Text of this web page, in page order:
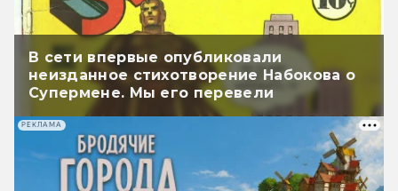
В сети впервые опубликовали
неизданное стихотворение Набокова о
Супермене. Мы его перевели
РЕКЛАМА